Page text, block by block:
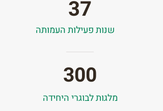
37
שנות פעילות העמותה
300
מלגות לבוגרי היחידה